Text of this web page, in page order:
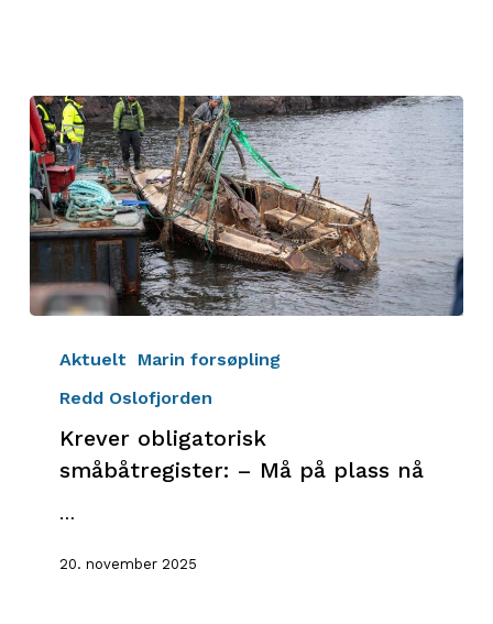
obligatorisk
Aktuelt
Marin forsøpling
Redd Oslofjorden
Krever obligatorisk
småbåtregister: – Må på plass nå
…
20. november 2025